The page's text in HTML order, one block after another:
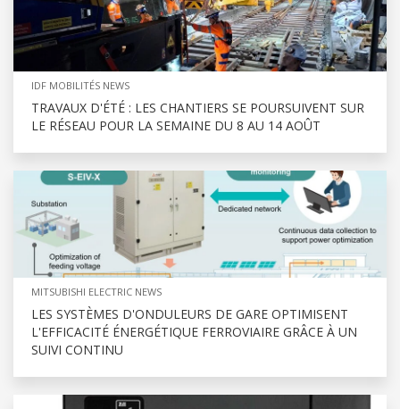
IDF MOBILITÉS NEWS
TRAVAUX D'ÉTÉ : LES CHANTIERS SE POURSUIVENT SUR
LE RÉSEAU POUR LA SEMAINE DU 8 AU 14 AOÛT
MITSUBISHI ELECTRIC NEWS
LES SYSTÈMES D'ONDULEURS DE GARE OPTIMISENT
L'EFFICACITÉ ÉNERGÉTIQUE FERROVIAIRE GRÂCE À UN
SUIVI CONTINU